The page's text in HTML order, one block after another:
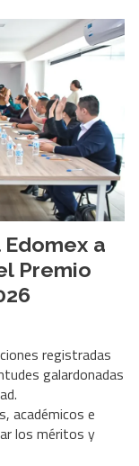
a
Premio
registradas
galardonadas
académicos e
los méritos y